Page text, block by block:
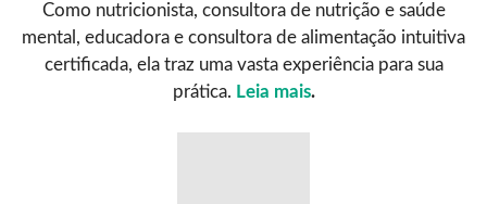
Como nutricionista, consultora de nutrição e saúde
mental, educadora e consultora de alimentação intuitiva
certificada, ela traz uma vasta experiência para sua
prática. Leia mais.